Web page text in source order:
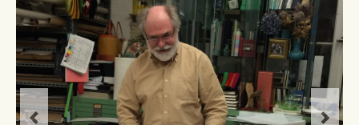
Referenzen
Wissenswertes
Kontakt
Produkte von A-Z